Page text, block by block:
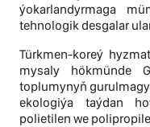
ýokarlandyrmaga
tehnologik desgalar
Türkmen-koreý
mysaly hökmünde
toplumynyň
ekologiýa taýdan
polietilen we